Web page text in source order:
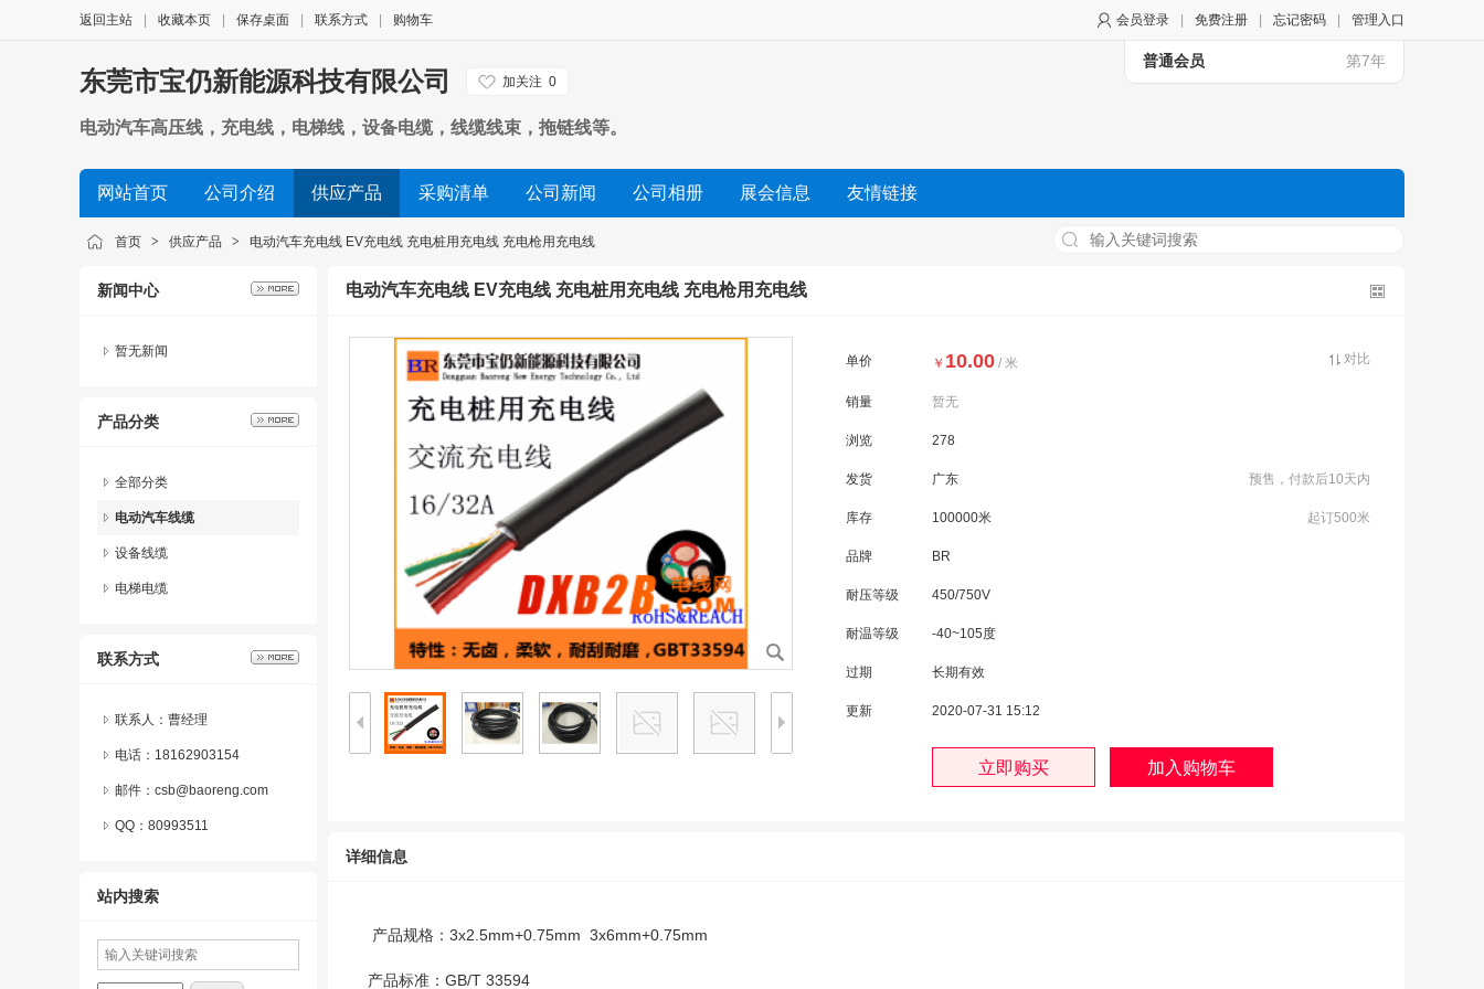
会员登录 免费注册 忘记密码 管理入口
返回主站 收藏本页 保存桌面 联系方式 购物车
普通会员 第7年
东莞市宝仍新能源科技有限公司 加关注 0
电动汽车高压线，充电线，电梯线，设备电缆，线缆线束，拖链线等。
网站首页 公司介绍 供应产品 采购清单 公司新闻 公司相册 展会信息 友情链接
首页 > 供应产品 > 电动汽车充电线 EV充电线 充电桩用充电线 充电枪用充电线
新闻中心
暂无新闻
产品分类
全部分类
电动汽车线缆
设备线缆
电梯电缆
联系方式
联系人：曹经理
电话：18162903154
邮件：csb@baoreng.com
QQ： 80993511
站内搜索
电动汽车充电线 EV充电线 充电桩用充电线 充电枪用充电线
单价 ￥ 10.00 / 米 对比
销量 暂无
浏览 278
发货 广东 预售，付款后10天内
库存 100000米 起订500米
品牌 BR
耐压等级 450/750V
耐温等级 -40~105度
过期 长期有效
更新 2020-07-31 15:12
详细信息
产品规格：3x2.5mm+0.75mm 3x6mm+0.75mm
产品标准：GB/T 33594